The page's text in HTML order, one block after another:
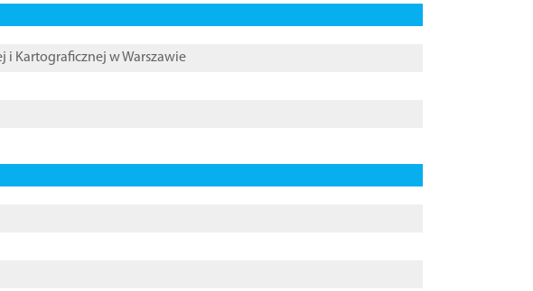
i Kartograficznej w Warszawie